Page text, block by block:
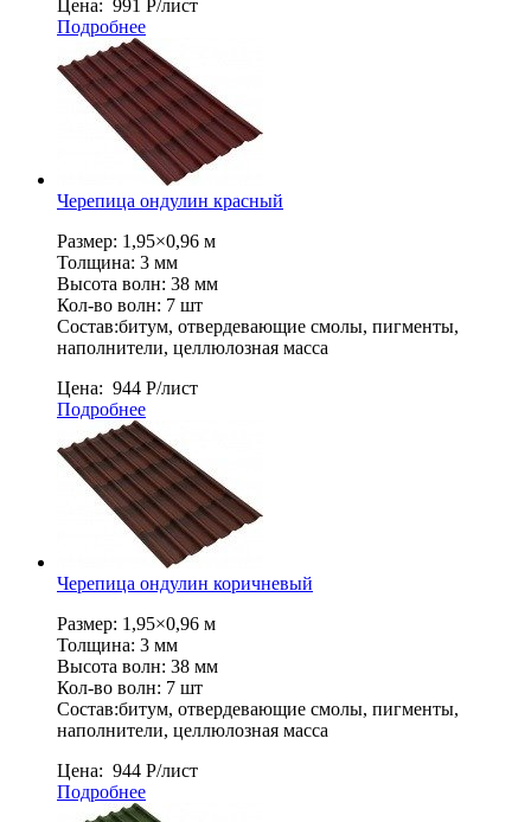
Цена: 991 Р/лист
Подробнее
Черепица ондулин красный
Размер: 1,95×0,96 м
Толщина: 3 мм
Высота волн: 38 мм
Кол-во волн: 7 шт
Состав:битум, отвердевающие смолы, пигменты,
наполнители, целлюлозная масса
Цена: 944 Р/лист
Подробнее
Черепица ондулин коричневый
Размер: 1,95×0,96 м
Толщина: 3 мм
Высота волн: 38 мм
Кол-во волн: 7 шт
Состав:битум, отвердевающие смолы, пигменты,
наполнители, целлюлозная масса
Цена: 944 Р/лист
Подробнее